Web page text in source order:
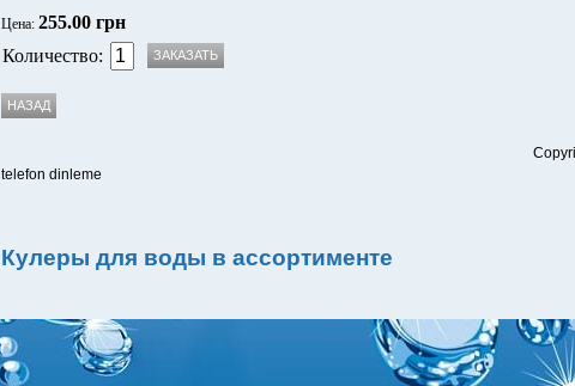
Цена: 255.00 грн
Количество:
telefon dinleme
Кулеры для воды в ассортименте